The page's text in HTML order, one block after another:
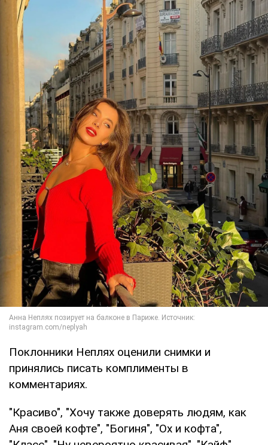
Поклонники Неплях оценили снимки и
принялись писать комплименты в
комментариях.
"Красиво", "Хочу также доверять людям, как
Аня своей кофте", "Богиня", "Ох и кофта",